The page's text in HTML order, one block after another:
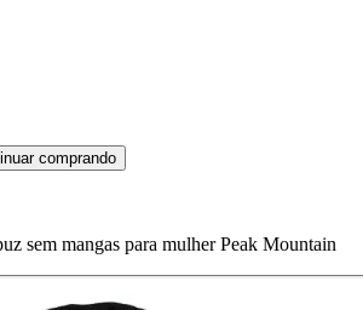
comprando
sem mangas para mulher Peak Mountain